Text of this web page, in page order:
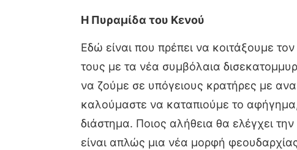
Η Πυραμίδα του Κενού
Εδώ είναι που πρέπει να κοιτάξουμε
τους με τα νέα συμβόλαια
να ζούμε σε υπόγειους κρατήρες με
καλούμαστε να καταπιούμε το αφήγημα,
διάστημα. Ποιος αλήθεια θα ελέγχει
είναι απλώς μια νέα μορφή